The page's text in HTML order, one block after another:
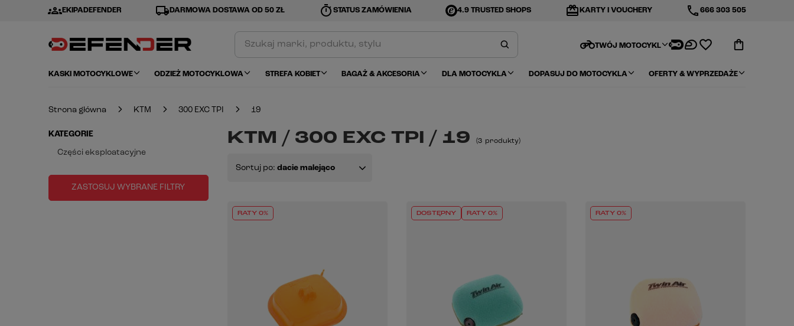
groupsEKIPADEFENDER local_shippingDARMOWA DOSTAWA OD 50 ZŁ timer STATUS ZAMÓWIENIA 4.9 TRUSTED SHOPS redeem KARTY I VOUCHERY phone666 303 505
motorcycleTWÓJ MOTOCYKL
KASKI MOTOCYKLOWE ODZIEŻ MOTOCYKLOWA STREFA KOBIET BAGAŻ & AKCESORIA DLA MOTOCYKLA DOPASUJ DO MOTOCYKLA OFERTY & WYPRZEDAŻE
Strona główna KTM 300 EXC TPI 19
KATEGORIE
Części eksploatacyjne
ZASTOSUJ WYBRANE FILTRY
KTM / 300 EXC TPI / 19 (3 produkty)
Sortuj po: dacie malejąco
RATY 0% DOSTĘPNY RATY 0% RATY 0%